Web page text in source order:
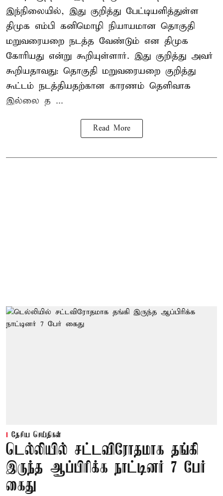
இந்நிலையில், இது குறித்து பேட்டியளித்துள்ள
திமுக எம்பி கனிமொழி நியாயமான தொகுதி
மறுவரையறை நடத்த வேண்டும் என திமுக
கோரியது என்று கூறியுள்ளார். இது குறித்து அவர்
கூறியதாவது: தொகுதி மறுவரையறை குறித்து
கூட்டம் நடத்தியதற்கான காரணம் தெளிவாக
இல்லை த ...
Read More
தேசிய செய்திகள்
டெல்லியில் சட்டவிரோதமாக தங்கி
இருந்த ஆப்பிரிக்க நாட்டினர் 7 பேர்
கைது